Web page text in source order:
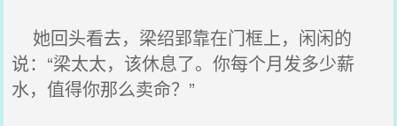
她回头看去，梁绍郢靠在门框上，闲闲的
说：“梁太太，该休息了。你每个月发多少薪
水，值得你那么卖命？”